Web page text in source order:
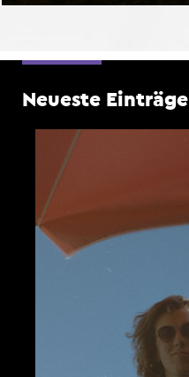
Neueste Einträge